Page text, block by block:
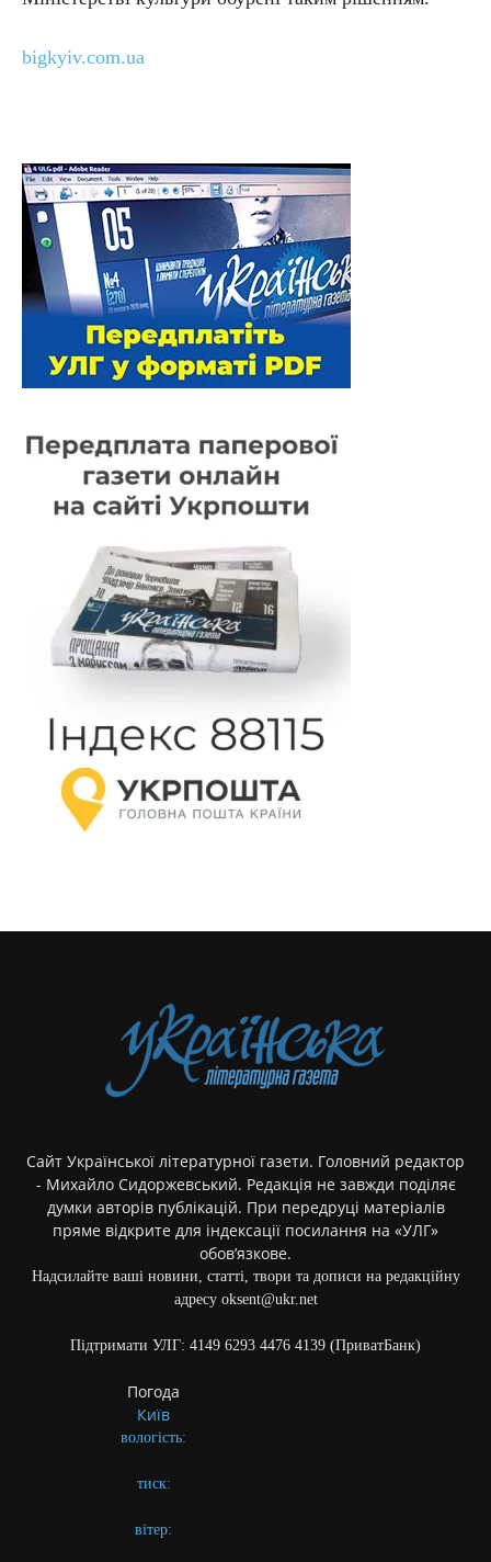
bigkyiv.com.ua
Сайт Української літературної газети. Головний редактор
- Михайло Сидоржевський. Редакція не завжди поділяє
думки авторів публікацій. При передруці матеріалів
пряме відкрите для індексації посилання на «УЛГ»
обов’язкове.
Надсилайте ваші новини, статті, твори та дописи на редакційну
адресу oksent@ukr.net
Підтримати УЛГ: 4149 6293 4476 4139 (ПриватБанк)
Погода
Київ
вологість:
тиск:
вітер: